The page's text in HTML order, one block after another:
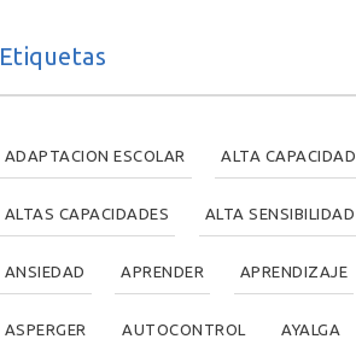
Etiquetas
ADAPTACION ESCOLAR ALTA CAPACIDAD
ALTAS CAPACIDADES ALTA SENSIBILIDAD
ANSIEDAD APRENDER APRENDIZAJE
ASPERGER AUTOCONTROL AYALGA